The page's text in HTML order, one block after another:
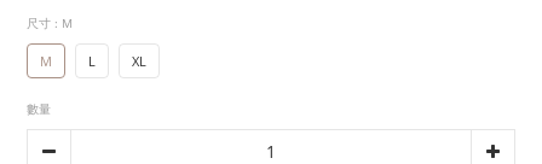
尺寸 : M
M L XL
數量